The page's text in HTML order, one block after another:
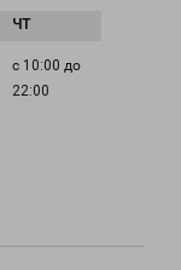
с 10:00 до
22:00